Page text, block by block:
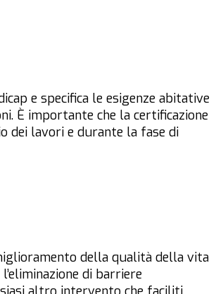
e specifica le esigenze abitative
È importante che la certificazione
dei lavori e durante la fase di
della qualità della vita
di barriere